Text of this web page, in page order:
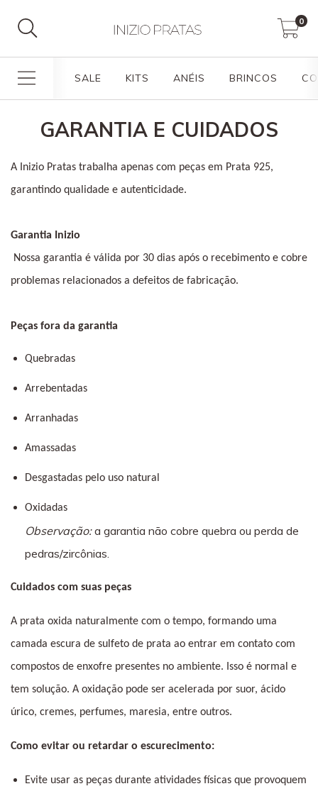
0
SALE KITS ANÉIS BRINCOS
GARANTIA E CUIDADOS
A Inizio Pratas trabalha apenas com peças em Prata 925,
garantindo qualidade e autenticidade.
Garantia Inizio
problemas relacionados a defeitos de fabricação.
Peças fora da garantia
Quebradas
Arrebentadas
Arranhadas
Amassadas
Desgastadas pelo uso natural
Oxidadas
Observação:a garantia não cobre quebra ou perda de
pedras/zircônias.
Cuidados com suas peças
A prata oxida naturalmente com o tempo, formando uma
camada escura de sulfeto de prata ao entrar em contato com
compostos de enxofre presentes no ambiente. Isso é normal e
tem solução. A oxidação pode ser acelerada por suor, ácido
úrico, cremes, perfumes, maresia, entre outros.
Como evitar ou retardar o escurecimento:
Evite usar as peças durante atividades físicas que provoquem